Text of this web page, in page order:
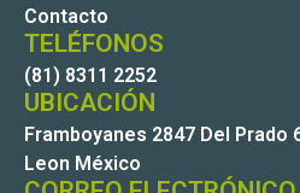
Contacto
TELÉFONOS
(81) 8311 2252
UBICACIÓN
Framboyanes 2847 Del Prado
Leon México